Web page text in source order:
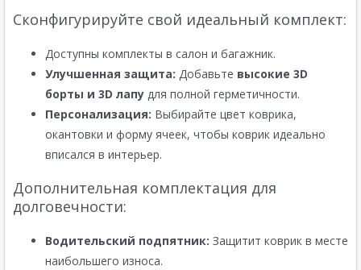
Сконфигурируйте свой идеальный комплект:
Доступны комплекты в салон и багажник.
Улучшенная защита: Добавьте высокие 3D
борты и 3D лапу для полной герметичности.
Персонализация: Выбирайте цвет коврика,
окантовки и форму ячеек, чтобы коврик идеально
вписался в интерьер.
Дополнительная комплектация для
долговечности:
Водительский подпятник: Защитит коврик в месте
наибольшего износа.